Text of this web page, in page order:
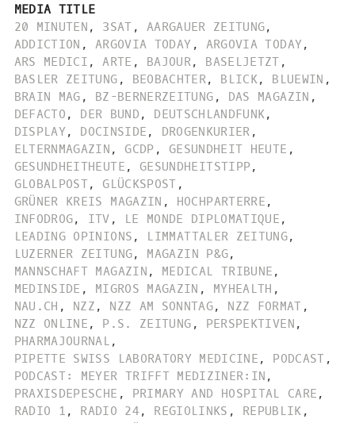
MEDIA TITLE
20 MINUTEN , 3SAT , AARGAUER ZEITUNG,
ADDICTION , ARGOVIA TODAY , ARGOVIA TODAY,
ARS MEDICI , ARTE , BAJOUR, BASELJETZT ,
BASLER ZEITUNG , BEOBACHTER, BLICK, BLUEWIN ,
BRAIN MAG , BZ-BERNERZEITUNG , DAS MAGAZIN ,
DEFACTO , DER BUND , DEUTSCHLANDFUNK,
DISPLAY, DOCINSIDE , DROGENKURIER ,
ELTERNMAGAZIN , GCDP , GESUNDHEIT HEUTE ,
GESUNDHEITHEUTE , GESUNDHEITSTIPP,
GLOBALPOST, GLÜCKSPOST ,
GRÜNER KREIS MAGAZIN , HOCHPARTERRE ,
INFODROG, ITV , LE MONDE DIPLOMATIQUE ,
LEADING OPINIONS , LIMMATTALER ZEITUNG,
LUZERNER ZEITUNG, MAGAZIN P&G,
MANNSCHAFT MAGAZIN , MEDICAL TRIBUNE ,
MEDINSIDE , MIGROS MAGAZIN , MYHEALTH ,
NAU.CH , NZZ , NZZ AM SONNTAG, NZZ FORMAT ,
NZZ ONLINE , P.S. ZEITUNG , PERSPEKTIVEN ,
PHARMAJOURNAL ,
PIPETTE SWISS LABORATORY MEDICINE , PODCAST ,
PODCAST: MEYER TRIFFT MEDIZINER:IN ,
PRAXISDEPESCHE , PRIMARY AND HOSPITAL CARE ,
RADIO 1 , RADIO 24, REGIOLINKS , REPUBLIK ,